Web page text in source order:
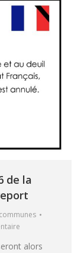
de la
alors